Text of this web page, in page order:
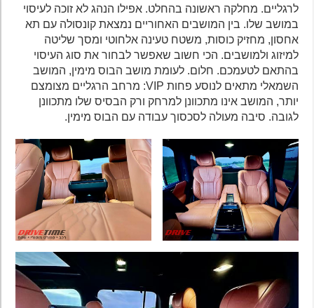
לרגליים. מחלקה ראשונה בהחלט. אפילו הנהג לא זוכה לעיסוי
במושב שלו. בין המושבים האחוריים נמצאת קונסולה עם תא
אחסון, מחזיק כוסות, משטח טעינה אלחוטי ומסך שליטה
למיזוג ולמושבים. הכי חשוב שאפשר לבחור את סוג העיסוי
בהתאם לטעמכם. חלום. לעומת מושב הבוס מימין, המושב
השמאלי מתאים לנוסע פחות VIP: מרחב הרגליים מצומצם
יותר, המושב אינו מתכוונן למרחק ורק הבסיס שלו מתכוונן
לגובה. סיבה מעולה לסכסוך עבודה עם הבוס מימין.